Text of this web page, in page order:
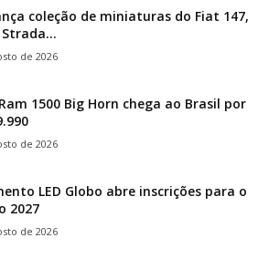
coleção de miniaturas do Fiat 147,
de 2026
1500 Big Horn chega ao Brasil por
de 2026
LED Globo abre inscrições para o
2027
de 2026